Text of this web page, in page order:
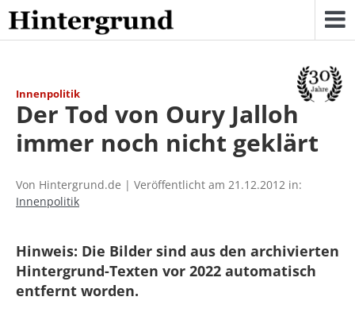
Skip
to
content
Innenpolitik
Der Tod von Oury Jalloh
immer noch nicht geklärt
Von Hintergrund.de | Veröffentlicht am 21.12.2012 in:
Innenpolitik
Hinweis: Die Bilder sind aus den archivierten
Hintergrund-Texten vor 2022 automatisch
entfernt worden.